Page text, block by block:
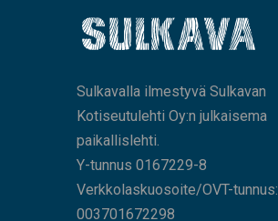
Sulkavalla ilmestyvä Sulkavan
Kotiseutulehti Oy:n julkaisema
paikallislehti.
Y-tunnus 0167229-8
Verkkolaskuosoite/OVT-tunnus:
003701672298